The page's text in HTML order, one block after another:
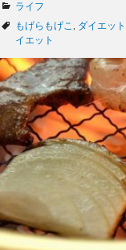
カ
テ
ゴ
ー
ライフ
タ
グ
もげらもげこ ダイエット
イエット